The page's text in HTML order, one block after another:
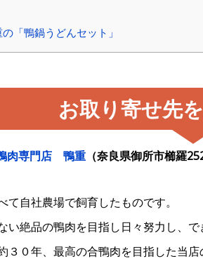
「鴨鍋うどんセット」
お取り寄せ先
肉専門店 鴨重 （奈良県御所市櫛羅
て自社農場で飼育したものです。
い絶品の鴨肉を目指し日々努力し、
３０年、最高の合鴨肉を目指した当店